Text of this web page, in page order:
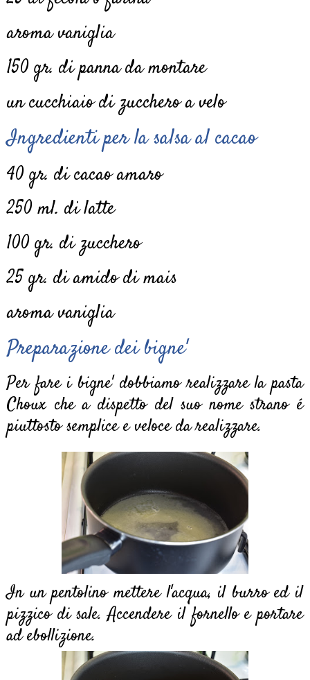
aroma vaniglia
150 gr. di panna da montare
un cucchiaio di zucchero a velo
Ingredientiper la salsa al cacao
40 gr. di cacao amaro
250 ml. di latte
100 gr. di zucchero
25 gr. di amido di mais
aroma vaniglia
Preparazione dei bigne'
Per fare i bigne' dobbiamo realizzare la pasta
Choux che a dispetto del suo nome strano é
piuttosto semplice e veloce da realizzare.
In un pentolino mettere l'acqua, il burro ed il
pizzico di sale. Accendere il fornello e portare
ad ebollizione.